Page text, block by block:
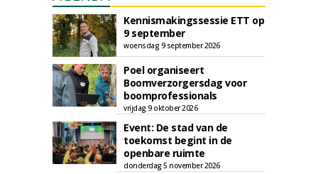
Kennismakingssessie ETT op
9 september
woensdag 9 september 2026
Poel organiseert
Boomverzorgersdag voor
boomprofessionals
vrijdag 9 oktober 2026
Event: De stad van de
toekomst begint in de
openbare ruimte
donderdag 5 november 2026